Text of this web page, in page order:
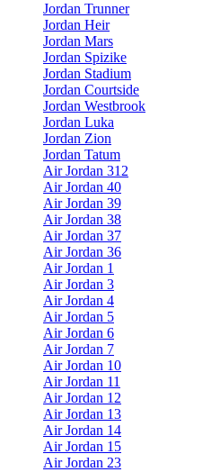
Jordan Trunner
Jordan Heir
Jordan Mars
Jordan Spizike
Jordan Stadium
Jordan Courtside
Jordan Westbrook
Jordan Luka
Jordan Zion
Jordan Tatum
Air Jordan 312
Air Jordan 40
Air Jordan 39
Air Jordan 38
Air Jordan 37
Air Jordan 36
Air Jordan 1
Air Jordan 3
Air Jordan 4
Air Jordan 5
Air Jordan 6
Air Jordan 7
Air Jordan 10
Air Jordan 11
Air Jordan 12
Air Jordan 13
Air Jordan 14
Air Jordan 15
Air Jordan 23